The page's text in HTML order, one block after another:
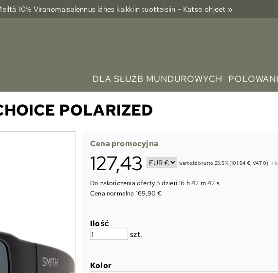
10% Viranomais­alennus lähes kaikkiin tuotteisiin - Katso ohjeet »
DLA SŁUŻB MUNDUROWYCH
POLARIZED
Cena promocyjna
127,43 wartość brutto 25.5% (101.54 €, VAT 0) +
Do zakończenia oferty5 dzień 16 h 42 m 41 s
Cena normalna 169,90 €
Ilość
szt.
Kolor